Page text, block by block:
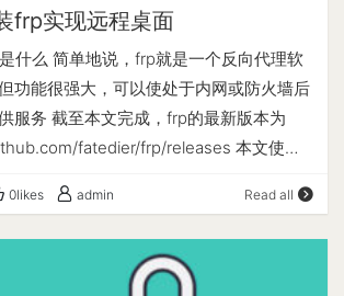
2、解压缩 tar -zxvf vnstat-2.11.tar.gz
编译安装，首先安装依赖环境 apt install
apt install libsqlite3-dev 5、进入目录
令(以root权限为例) cd vnstat/
usr --sysconfdir=/etc && make &&
报错即为编译安装成功，如有其他错误，
次运行上面命令即可。 执行以下命令看
常会输出下列信息（2.11版本） vnStat
<tst at iki dot fi> (SQLite 3.34.1) 接
frp实现远程桌面
什么 简单地说，frp就是一个反向代理软
功能很强大，可以使处于内网或防火墙后
服务 截至本文完成，frp的最新版本为
fatedier/frp/releases 本文使用
服务器为例 SSH连接到服务器之后运行如
架构，根据架构下载不同版本的frp 输入
出，如果是“X86_64“即可选择”amd64”，
0likes admin Read all